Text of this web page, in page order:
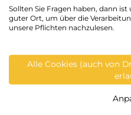
Sollten Sie Fragen haben, dann
guter Ort, um über die
unsere Pflichten nachzulesen.
Alle Cookies (auch von